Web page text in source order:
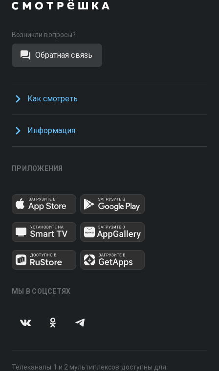
Возникли вопросы?
Обратная связь
Как смотреть
Информация
ПРИЛОЖЕНИЯ
МЫ В СОЦСЕТЯХ
Телеканалы 1 и 2 мультиплексов доступны для